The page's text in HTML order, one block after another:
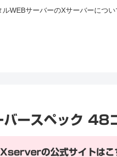
ルWEBサーバーのXサーバーにつ
バースペック
Xserverの公式サイトはこ